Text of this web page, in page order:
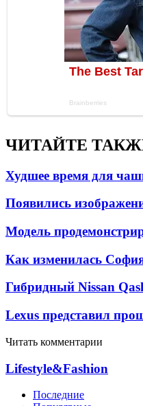
ЧИТАЙТЕ
Худшее время для
Появились
Модель
Как изменилась
Гибридный Nissan
Lexus представил
Читать комментарии
Lifestyle&Fashion
Последние